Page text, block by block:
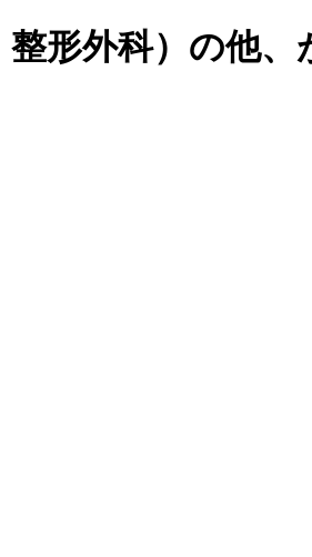
形外科）の他、